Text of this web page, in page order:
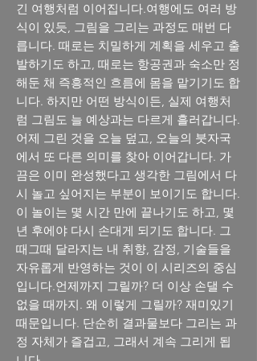
긴 여행처럼 이어집니다.여행에도 여러 방
식이 있듯, 그림을 그리는 과정도 매번 다
릅니다. 때로는 치밀하게 계획을 세우고 출
발하기도 하고, 때로는 항공권과 숙소만 정
해둔 채 즉흥적인 흐름에 몸을 맡기기도 합
니다. 하지만 어떤 방식이든, 실제 여행처
럼 그림도 늘 예상과는 다르게 흘러갑니다.
어제 그린 것을 오늘 덮고, 오늘의 붓자국
에서 또 다른 의미를 찾아 이어갑니다. 가
끔은 이미 완성했다고 생각한 그림에서 다
시 놀고 싶어지는 부분이 보이기도 합니다.
이 놀이는 몇 시간 만에 끝나기도 하고, 몇
년 후에야 다시 손대게 되기도 합니다. 그
때그때 달라지는 내 취향, 감정, 기술들을
자유롭게 반영하는 것이 이 시리즈의 중심
입니다.언제까지 그릴까? 더 이상 손댈 수
없을 때까지. 왜 이렇게 그릴까? 재미있기
때문입니다. 단순히 결과물보다 그리는 과
정 자체가 즐겁고, 그래서 계속 그리게 됩